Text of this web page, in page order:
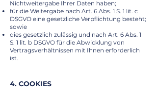
Nichtweitergabe Ihrer Daten haben;
für die Weitergabe nach Art. 6 Abs. 1 S. 1 lit. c
DSGVO eine gesetzliche Verpflichtung besteht;
sowie
dies gesetzlich zulässig und nach Art. 6 Abs. 1
S. 1 lit. b DSGVO für die Abwicklung von
Vertragsverhältnissen mit Ihnen erforderlich
ist.
4. COOKIES